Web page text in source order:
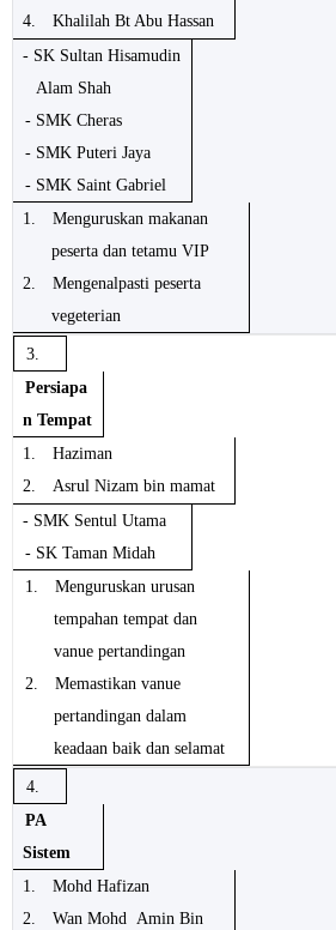
4.
Khalilah Bt Abu Hassan
- SK Sultan Hisamudin
Alam Shah
- SMK Cheras
- SMK Puteri Jaya
- SMK Saint Gabriel
1.
Menguruskan makanan
peserta dan tetamu VIP
2.
Mengenalpasti peserta
vegeterian
3.
Persiapa
n Tempat
1.
Haziman
2.
Asrul Nizam bin mamat
- SMK Sentul Utama
- SK Taman Midah
1.
Menguruskan urusan
tempahan tempat dan
vanue pertandingan
2.
Memastikan vanue
pertandingan dalam
keadaan baik dan selamat
4.
PA
Sistem
1.
Mohd Hafizan
2.
Wan Mohd Amin Bin